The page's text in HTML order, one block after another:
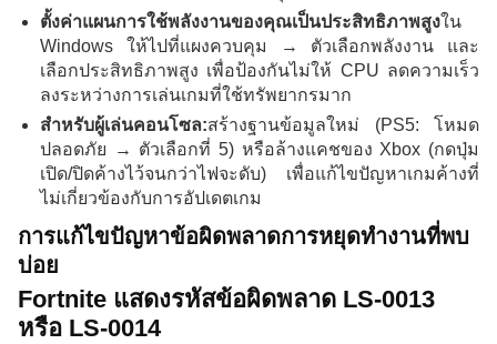
ตั้งค่าแผนการใช้พลังงานของคุณเป็นประสิทธิภาพสูงใน
Windows ให้ไปที่แผงควบคุม → ตัวเลือกพลังงาน และ
เลือกประสิทธิภาพสูง เพื่อป้องกันไม่ให้ CPU ลดความเร็ว
ลงระหว่างการเล่นเกมที่ใช้ทรัพยากรมาก
สำหรับผู้เล่นคอนโซล:สร้างฐานข้อมูลใหม่ (PS5: โหมด
ปลอดภัย → ตัวเลือกที่ 5) หรือล้างแคชของ Xbox (กดปุ่ม
เปิด/ปิดค้างไว้จนกว่าไฟจะดับ) เพื่อแก้ไขปัญหาเกมค้างที่
ไม่เกี่ยวข้องกับการอัปเดตเกม
การแก้ไขปัญหาข้อผิดพลาดการหยุดทำงานที่พบ
บ่อย
Fortnite แสดงรหัสข้อผิดพลาด LS-0013
หรือ LS-0014